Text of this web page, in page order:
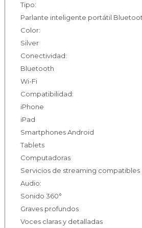
Tipo:
Parlante inteligente portátil
Color:
Silver
Conectividad:
Bluetooth
Wi-Fi
Compatibilidad:
iPhone
iPad
Smartphones Android
Tablets
Computadoras
Servicios de streaming compatibles
Audio:
Sonido 360°
Graves profundos
Voces claras y detalladas